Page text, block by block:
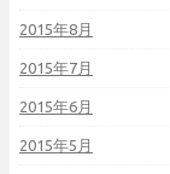
2015年8月
2015年7月
2015年6月
2015年5月